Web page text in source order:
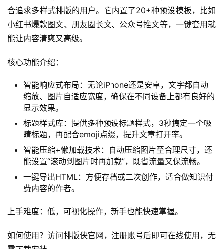
合追求多样式排版的用户。它内置了20+种预设模板，比如
小红书爆款图文、朋友圈长文、公众号推文等，一键套用就
能让内容清爽又高级。
核心功能介绍：
智能响应式布局：无论iPhone还是安卓，文字都自动
缩放、图片自适应宽度，确保在不同设备上都有良好的
显示效果。
标题样式库：提供多种预设标题样式，3秒搞定一个吸
睛标题，再配合emoji点缀，提升文章打开率。
智能压缩+懒加载技术：自动压缩图片至合理尺寸，还
能设置“滚动到图片时再加载”，既省流量又保流畅。
一键导出HTML：方便存档或二次创作，适合做知识付
费内容的作者。
上手难度：低，可视化操作，新手也能快速掌握。
如何使用？访问排版侠官网，注册账号后即可在线使用，无